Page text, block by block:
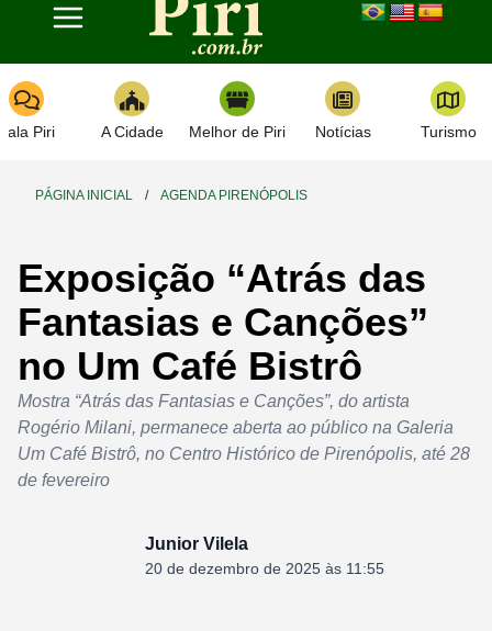
Toggle navigation
Piri A Cidade Melhor de Piri Notícias Turismo
PÁGINA INICIAL / AGENDA PIRENÓPOLIS
Exposição “Atrás das
Fantasias e Canções”
no Um Café Bistrô
Mostra “Atrás das Fantasias e Canções”, do artista
Rogério Milani, permanece aberta ao público na Galeria
Um Café Bistrô, no Centro Histórico de Pirenópolis, até 28
de fevereiro
Junior Vilela
20 de dezembro de 2025 às 11:55